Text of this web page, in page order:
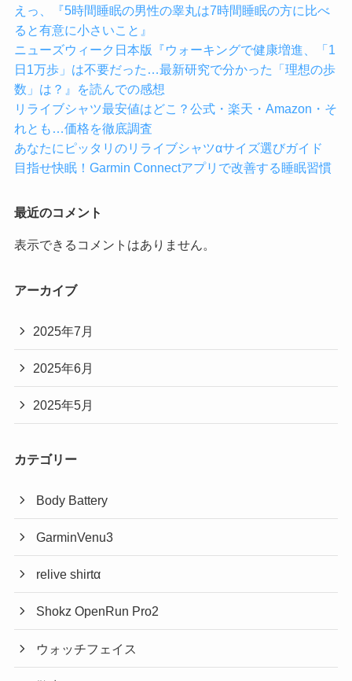
えっ、『5時間睡眠の男性の睾丸は7時間睡眠の方に比べ
ると有意に小さいこと』
ニューズウィーク日本版『ウォーキングで健康増進、「1
日1万歩」は不要だった…最新研究で分かった「理想の歩
数」は？』を読んでの感想
リライブシャツ最安値はどこ？公式・楽天・Amazon・そ
れとも…価格を徹底調査
あなたにピッタリのリライブシャツαサイズ選びガイド
目指せ快眠！Garmin Connectアプリで改善する睡眠習慣
最近のコメント
表示できるコメントはありません。
アーカイブ
2025年7月
2025年6月
2025年5月
カテゴリー
Body Battery
GarminVenu3
relive shirtα
Shokz OpenRun Pro2
ウォッチフェイス